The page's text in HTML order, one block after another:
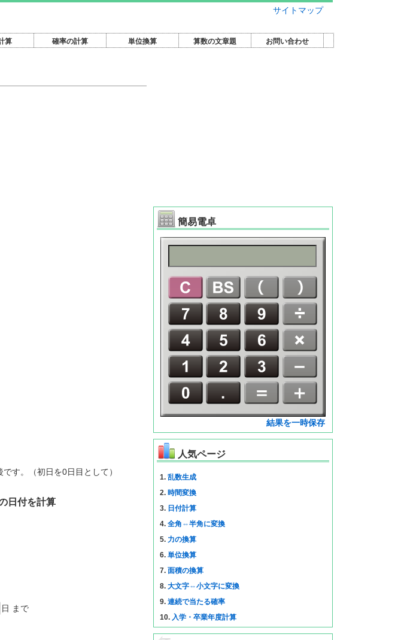
サイトマップ
算 確率の計算 単位換算 算数の文章題 お問い合わせ
す。（初日を0日目として）
日付を計算
日 まで
簡易電卓
結果を一時保存
人気ページ
1. 乱数生成
2. 時間変換
3. 日付計算
4. 全角⇔半角に変換
5. 力の換算
6. 単位換算
7. 面積の換算
8. 大文字⇔小文字に変換
9. 連続で当たる確率
10. 入学・卒業年度計算